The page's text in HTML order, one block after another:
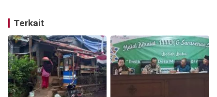
Terkait